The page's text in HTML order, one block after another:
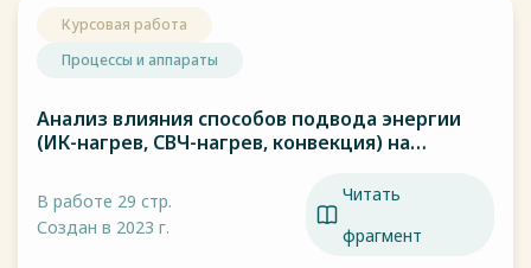
Курсовая работа
Процессы и аппараты
Анализ влияния способов подвода энергии
(ИК-нагрев, СВЧ-нагрев, конвекция) на
В работе 29 стр.
Создан в 2023 г.
Читать
фрагмент